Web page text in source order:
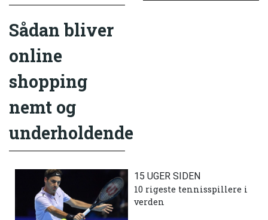
Sådan bliver
online
shopping
nemt og
underholdende
15 UGER SIDEN
10 rigeste tennisspillere i
verden